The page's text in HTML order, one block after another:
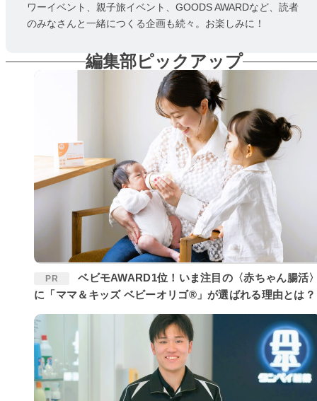
ワーイベント、親子旅イベント、GOODS AWARDなど、読者
のみなさんと一緒につくる企画も続々。お楽しみに！
編集部ピックアップ
PR
ベビモAWARD1位！いま注目の〈赤ちゃん腸活〉
に「ママ＆キッズ ベビーオリゴ®」が選ばれる理由とは？